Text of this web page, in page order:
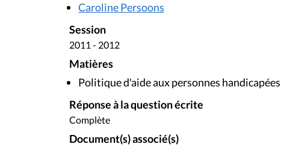
Caroline Persoons
Session
2011 - 2012
Matières
Politique d'aide aux personnes handicapées
Réponse à la question écrite
Complète
Document(s) associé(s)